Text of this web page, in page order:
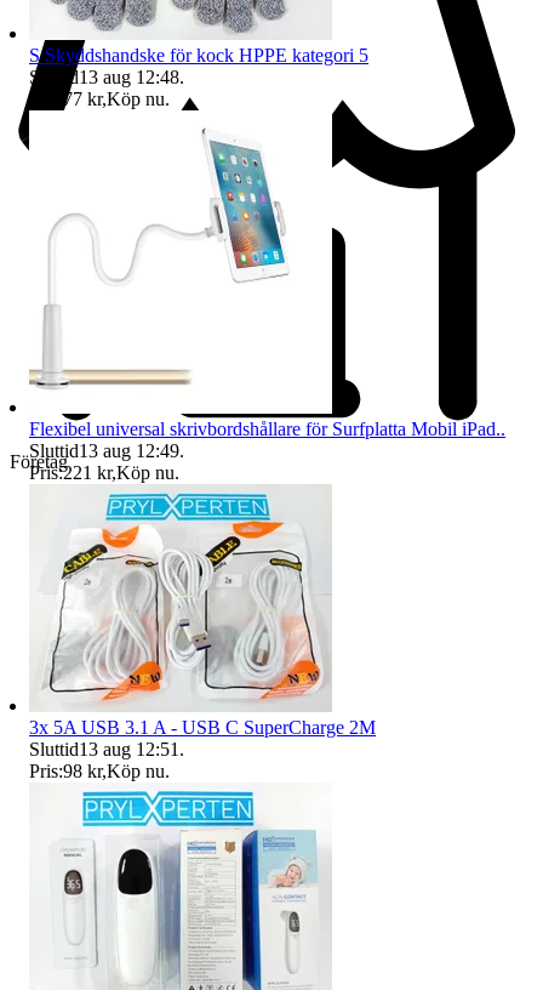
Företag
S Skyddshandske för kock HPPE kategori 5
Sluttid13 aug 12:48.
Pris:
77 kr,Köp nu.
Flexibel universal skrivbordshållare för Surfplatta Mobil iPad..
Sluttid13 aug 12:49.
Pris:221 kr,Köp nu.
3x 5A USB 3.1 A - USB C SuperCharge 2M
Sluttid13 aug 12:51 .
Pris:98 kr,Köp nu.